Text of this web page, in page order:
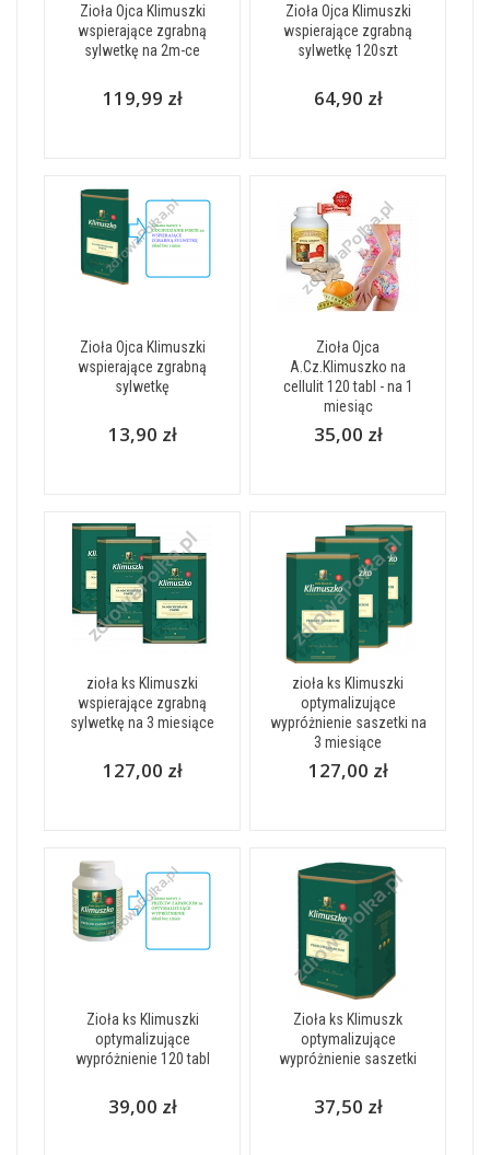
Zioła Ojca Klimuszki
wspierające zgrabną
sylwetkę na 2m-ce
119,99 zł
Zioła Ojca Klimuszki
wspierające zgrabną
sylwetkę 120szt
64,90 zł
Zioła Ojca Klimuszki
wspierające zgrabną
sylwetkę
13,90 zł
Zioła Ojca
A.Cz.Klimuszko na
cellulit 120 tabl - na 1
miesiąc
35,00 zł
zioła ks Klimuszki
wspierające zgrabną
sylwetkę na 3 miesiące
127,00 zł
zioła ks Klimuszki
optymalizujące
wypróżnienie saszetki na
3 miesiące
127,00 zł
Zioła ks Klimuszki
optymalizujące
wypróżnienie 120 tabl
39,00 zł
Zioła ks Klimuszk
optymalizujące
wypróżnienie saszetki
37,50 zł